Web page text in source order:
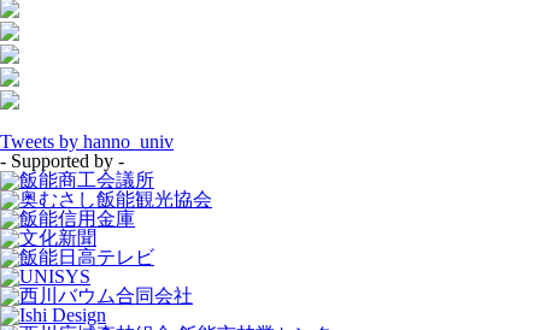
Tweets by hanno_univ
- Supported by -